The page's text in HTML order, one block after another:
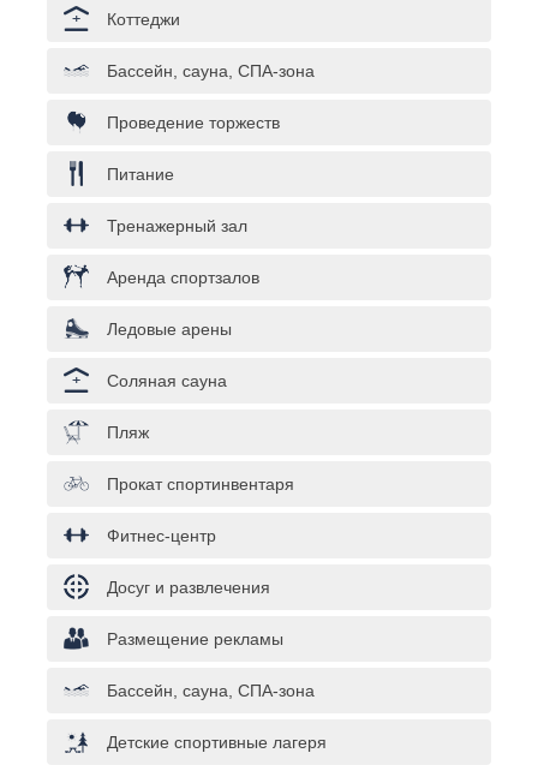
Коттеджи
Бассейн, сауна, СПА-зона
Проведение торжеств
Питание
Тренажерный зал
Аренда спортзалов
Ледовые арены
Соляная сауна
Пляж
Прокат спортинвентаря
Фитнес-центр
Досуг и развлечения
Размещение рекламы
Бассейн, сауна, СПА-зона
Детские спортивные лагеря